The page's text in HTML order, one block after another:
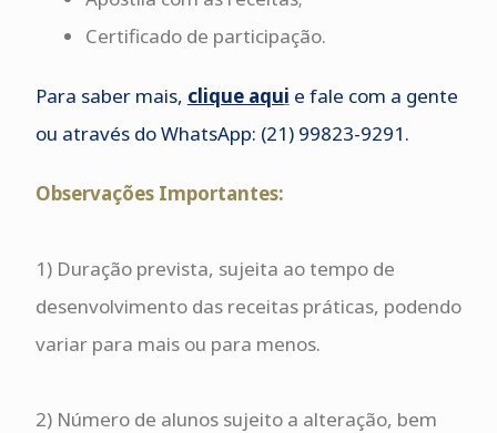
Certificado de participação.
Para saber mais, clique aqui e fale com a gente
ou através do WhatsApp: (21) 99823-9291.
Observações Importantes:
1) Duração prevista, sujeita ao tempo de
desenvolvimento das receitas práticas, podendo
variar para mais ou para menos.
2) Número de alunos sujeito a alteração, bem